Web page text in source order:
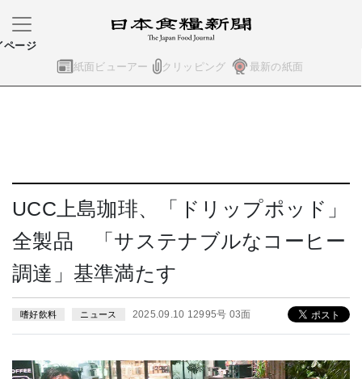
紙面ビューアー クリッピング 最新の紙面
ページ
UCC上島珈琲、「ドリップポッド」
全製品 「サステナブルなコーヒー
調達」基準満たす
嗜好飲料 ニュース 2025.09.10 12995号 03面